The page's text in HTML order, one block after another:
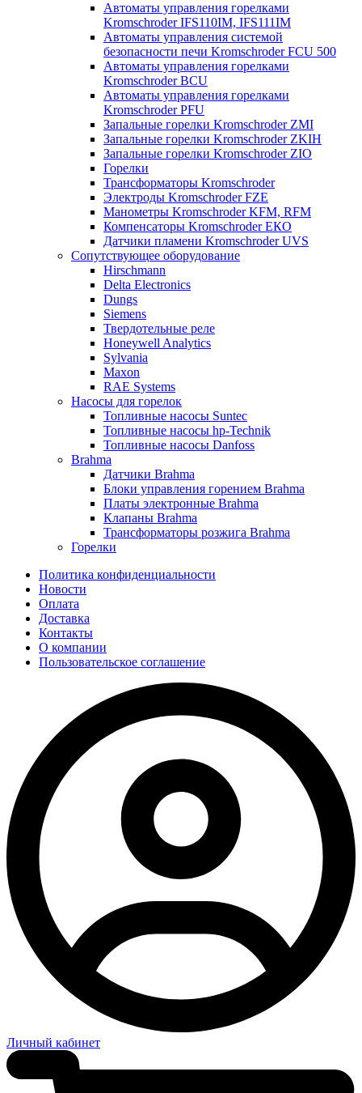
Автоматы управления горелками
Kromschroder IFS110IM, IFS111IM
Автоматы управления системой
безопасности печи Kromschroder FCU 500
Автоматы управления горелками
Kromschroder BCU
Автоматы управления горелками
Kromschroder PFU
Запальные горелки Kromschroder ZМI
Запальные горелки Kromschroder ZKIH
Запальные горелки Kromschroder ZIO
Горелки
Трансформаторы Kromschroder
Электроды Kromschroder FZE
Манометры Kromschroder KFM, RFM
Компенсаторы Kromschroder ЕКО
Датчики пламени Kromschroder UVS
Сопутствующее оборудование
Hirschmann
Delta Electronics
Dungs
Siemens
Твердотельные реле
Honeywell Analytics
Sylvania
Maxon
RAE Systems
Насосы для горелок
Топливные насосы Suntec
Топливные насосы hp-Technik
Топливные насосы Danfoss
Brahma
Датчики Brahma
Блоки управления горением Brahma
Платы электронные Brahma
Клапаны Brahma
Трансформаторы розжига Brahma
Горелки
Политика конфиденциальности
Новости
Оплата
Доставка
Контакты
О компании
Пользовательское соглашение
Личный кабинет